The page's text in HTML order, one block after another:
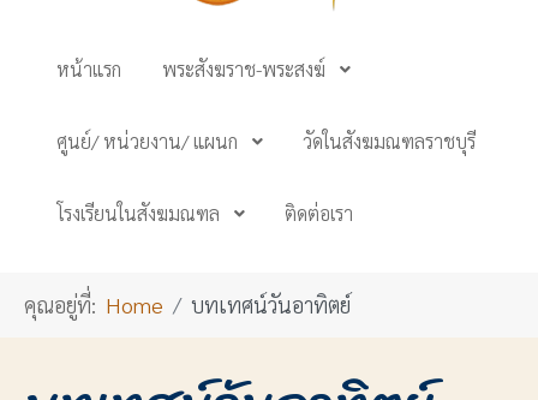
หน้าแรก พระสังฆราช-พระสงฆ์
ศูนย์/ หน่วยงาน/ แผนก วัดในสังฆมณฑลราชบุรี
โรงเรียนในสังฆมณฑล ติดต่อเรา
คุณอยู่ที่: Home บทเทศน์วันอาทิตย์